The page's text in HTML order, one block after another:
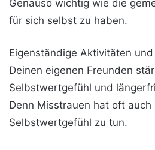
Genauso wichtig wie die
für sich selbst zu haben.
Eigenständige Aktivitäten
Deinen eigenen Freunden
Selbstwertgefühl und
Denn Misstrauen hat oft
Selbstwertgefühl zu tun.